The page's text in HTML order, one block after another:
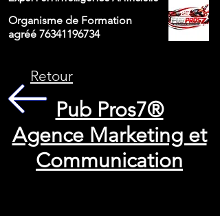
Organisme de Formation
agréé 76341196734
Retour
Pub Pros7®
Agence Marketing et
Communication